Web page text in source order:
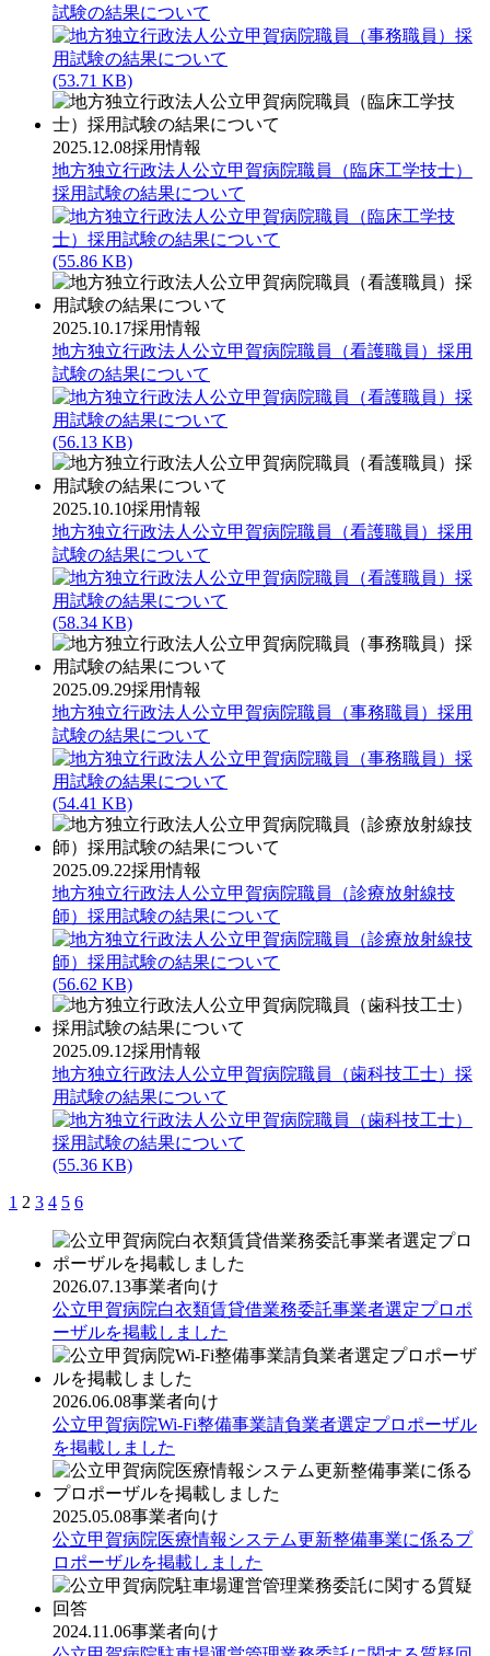
試験の結果について
(53.71 KB)
2025.12.08採用情報
地方独立行政法人公立甲賀病院職員（臨床工学技士）
採用試験の結果について
(55.86 KB)
2025.10.17採用情報
地方独立行政法人公立甲賀病院職員（看護職員）採用
試験の結果について
(56.13 KB)
2025.10.10採用情報
地方独立行政法人公立甲賀病院職員（看護職員）採用
試験の結果について
(58.34 KB)
2025.09.29採用情報
地方独立行政法人公立甲賀病院職員（事務職員）採用
試験の結果について
(54.41 KB)
2025.09.22採用情報
地方独立行政法人公立甲賀病院職員（診療放射線技
師）採用試験の結果について
(56.62 KB)
2025.09.12採用情報
地方独立行政法人公立甲賀病院職員（歯科技工士）採
用試験の結果について
(55.36 KB)
1 2 3 4 5 6
2026.07.13事業者向け
公立甲賀病院白衣類賃貸借業務委託事業者選定プロポ
ーザルを掲載しました
2026.06.08事業者向け
公立甲賀病院Wi-Fi整備事業請負業者選定プロポーザル
を掲載しました
2025.05.08事業者向け
公立甲賀病院医療情報システム更新整備事業に係るプ
ロポーザルを掲載しました
2024.11.06事業者向け